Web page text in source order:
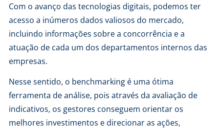
Com o avanço das tecnologias digitais, podemos ter
acesso a inúmeros dados valiosos do mercado,
incluindo informações sobre a concorrência e a
atuação de cada um dos departamentos internos das
empresas.
Nesse sentido, o benchmarking é uma ótima
ferramenta de análise, pois através da avaliação de
indicativos, os gestores conseguem orientar os
melhores investimentos e direcionar as ações,